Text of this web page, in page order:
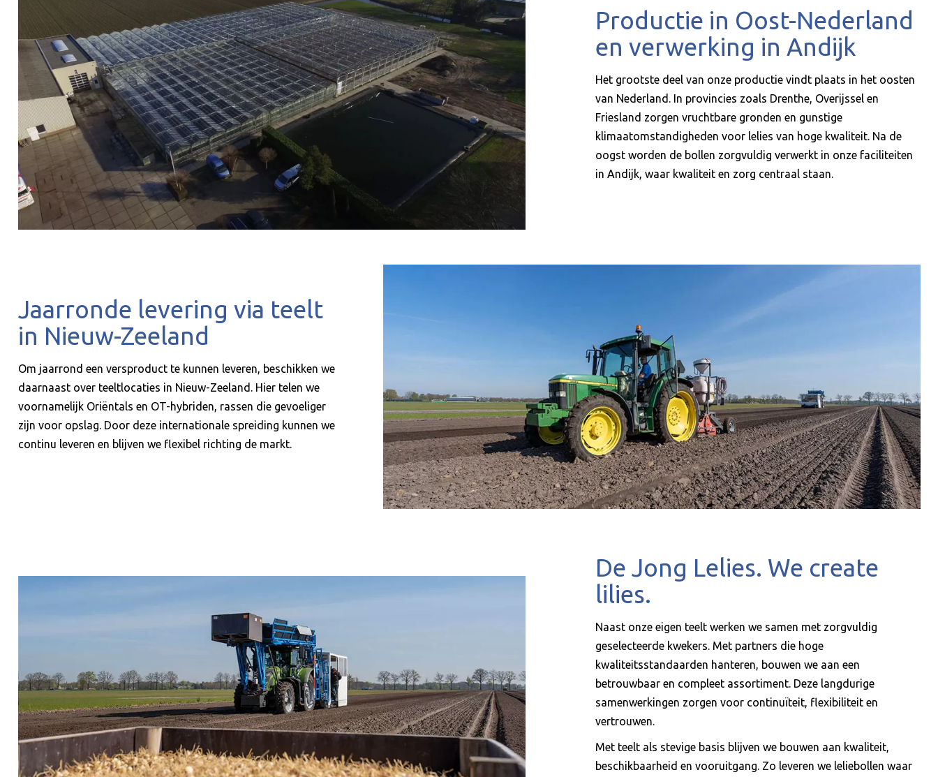
Productie in Oost-Nederland
en verwerking in Andijk
Het grootste deel van onze productie vindt plaats in het oosten
van Nederland. In provincies zoals Drenthe, Overijssel en
Friesland zorgen vruchtbare gronden en gunstige
klimaatomstandigheden voor lelies van hoge kwaliteit. Na de
oogst worden de bollen zorgvuldig verwerkt in onze faciliteiten
in Andijk, waar kwaliteit en zorg centraal staan.
Jaarronde levering via teelt
in Nieuw-Zeeland
Om jaarrond een versproduct te kunnen leveren, beschikken we
daarnaast over teeltlocaties in Nieuw-Zeeland. Hier telen we
voornamelijk Oriëntals en OT-hybriden, rassen die gevoeliger
zijn voor opslag. Door deze internationale spreiding kunnen we
continu leveren en blijven we flexibel richting de markt.
De Jong Lelies. We create
lilies.
Naast onze eigen teelt werken we samen met zorgvuldig
geselecteerde kwekers. Met partners die hoge
kwaliteitsstandaarden hanteren, bouwen we aan een
betrouwbaar en compleet assortiment. Deze langdurige
samenwerkingen zorgen voor continuïteit, flexibiliteit en
vertrouwen.
Met teelt als stevige basis blijven we bouwen aan kwaliteit,
beschikbaarheid en vooruitgang. Zo leveren we leliebollen waar